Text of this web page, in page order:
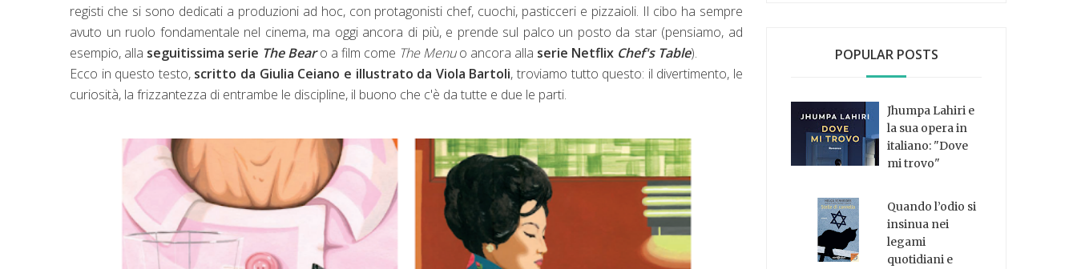
registi che si sono dedicati a produzioni ad hoc, con protagonisti chef, cuochi, pasticceri e pizzaioli. Il cibo ha sempre
avuto un ruolo fondamentale nel cinema, ma oggi ancora di più, e prende sul palco un posto da star (pensiamo, ad
esempio, alla seguitissima serie The Bearo a film come The Menuo ancora alla serie Netflix Chef's Table).
Ecco in questo testo, scritto da Giulia Ceiano e illustrato da Viola Bartoli, troviamo tutto questo: il divertimento, le
curiosità, la frizzantezza di entrambe le discipline, il buono che c'è da tutte e due le parti.
POPULAR POSTS
Jhumpa Lahiri e
la sua opera in
italiano: "Dove
mi trovo"
Quando l’odio si
insinua nei
legami
quotidiani e